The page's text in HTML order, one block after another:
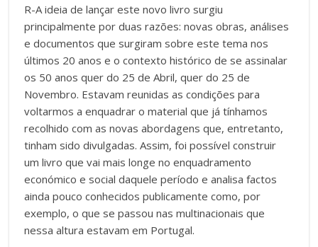
R-A ideia de lançar este novo livro surgiu
principalmente por duas razões: novas obras, análises
e documentos que surgiram sobre este tema nos
últimos 20 anos e o contexto histórico de se assinalar
os 50 anos quer do 25 de Abril, quer do 25 de
Novembro. Estavam reunidas as condições para
voltarmos a enquadrar o material que já tínhamos
recolhido com as novas abordagens que, entretanto,
tinham sido divulgadas. Assim, foi possível construir
um livro que vai mais longe no enquadramento
económico e social daquele período e analisa factos
ainda pouco conhecidos publicamente como, por
exemplo, o que se passou nas multinacionais que
nessa altura estavam em Portugal.